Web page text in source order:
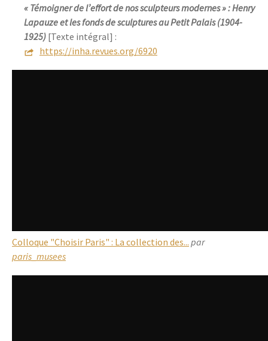
« Témoigner de l’effort de nos sculpteurs modernes » : Henry
Lapauze et les fonds de sculptures au Petit Palais (1904-
1925) [Texte intégral] :
https://inha.revues.org/6920
Colloque "Choisir Paris" : La collection des... par
paris_musees